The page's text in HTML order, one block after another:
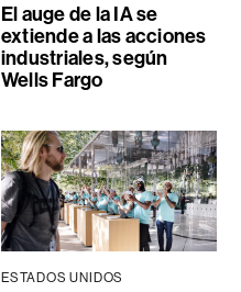
El auge de la IA se
extiende a las acciones
industriales, según
Wells Fargo
ESTADOS UNIDOS